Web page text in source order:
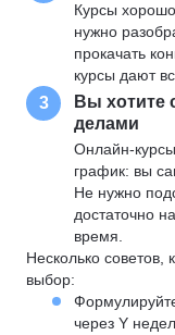
Курсы
нужно
прокачать
курсы дают
3
Вы хотите
делами
Онлайн-
график: вы
Не нужно
достаточно
время.
Несколько советов,
выбор:
через Y